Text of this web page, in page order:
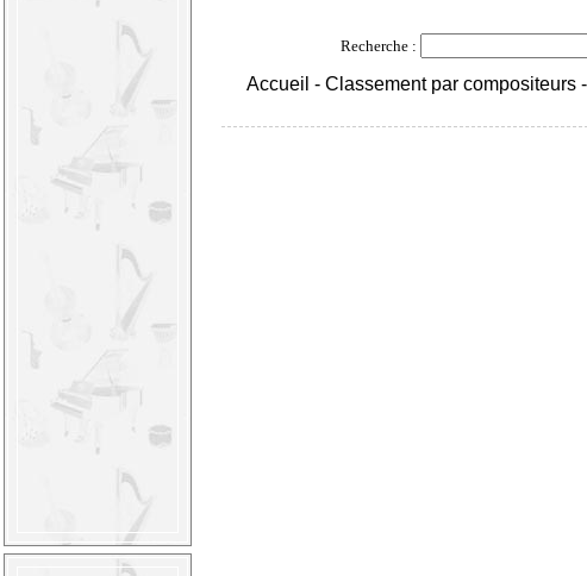
Recherche :
Accueil - Classement par compositeurs -